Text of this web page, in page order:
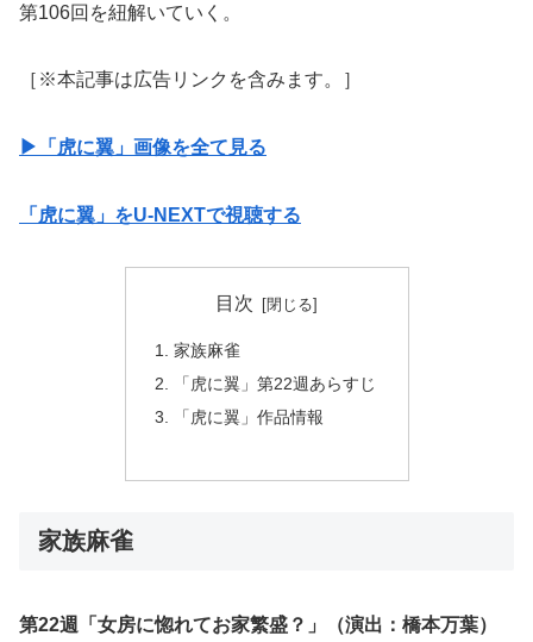
第106回を紐解いていく。
［※本記事は広告リンクを含みます。］
▶︎「虎に翼」画像を全て見る
「虎に翼」をU-NEXTで視聴する
目次
家族麻雀
「虎に翼」第22週あらすじ
「虎に翼」作品情報
家族麻雀
第22週「女房に惚れてお家繁盛？」（演出：橋本万葉）